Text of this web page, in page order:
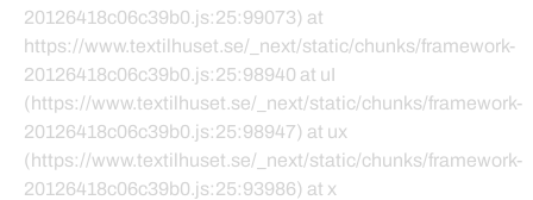
20126418c06c39b0.js:25:99073) at
https://www.textilhuset.se/_next/static/chunks/framework-
20126418c06c39b0.js:25:98940 at uI
(https://www.textilhuset.se/_next/static/chunks/framework-
20126418c06c39b0.js:25:98947) at ux
(https://www.textilhuset.se/_next/static/chunks/framework-
20126418c06c39b0.js:25:93986) at x